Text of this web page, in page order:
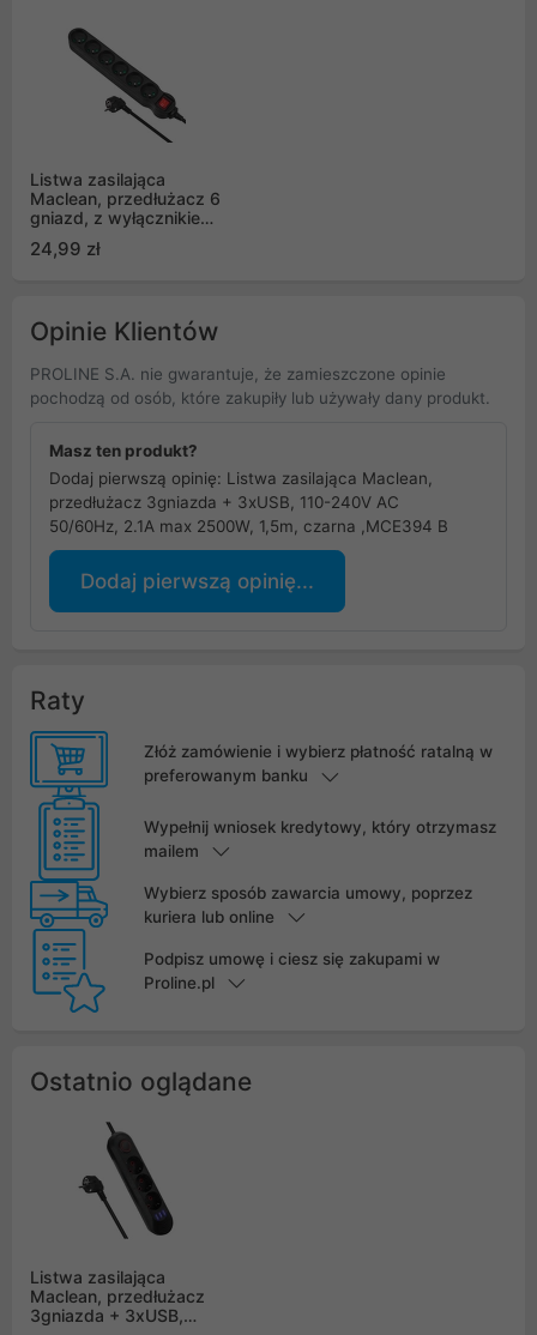
Listwa zasilająca
Maclean, przedłużacz 6
gniazd, z wyłącznikiem,
MCE225
24,99 zł
Opinie Klientów
PROLINE S.A. nie gwarantuje, że zamieszczone opinie
pochodzą od osób, które zakupiły lub używały dany produkt.
Masz ten produkt?
Dodaj pierwszą opinię: Listwa zasilająca Maclean,
przedłużacz 3gniazda + 3xUSB, 110-240V AC
50/60Hz, 2.1A max 2500W, 1,5m, czarna ,MCE394 B
Dodaj pierwszą opinię...
Raty
Złóż zamówienie i wybierz płatność ratalną w
preferowanym banku
Wypełnij wniosek kredytowy, który otrzymasz
mailem
Wybierz sposób zawarcia umowy, poprzez
kuriera lub online
Podpisz umowę i ciesz się zakupami w
Proline.pl
Ostatnio oglądane
Listwa zasilająca
Maclean, przedłużacz
3gniazda + 3xUSB,